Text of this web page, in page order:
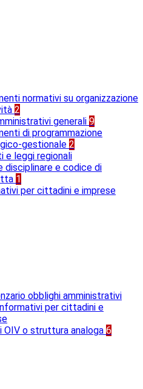
normativi su organizzazione
2
generali 9
di programmazione
gestionale 2
e leggi regionali
disciplinare e codice di
1
per cittadini e imprese
obblighi amministrativi
per cittadini e
o struttura analoga 6